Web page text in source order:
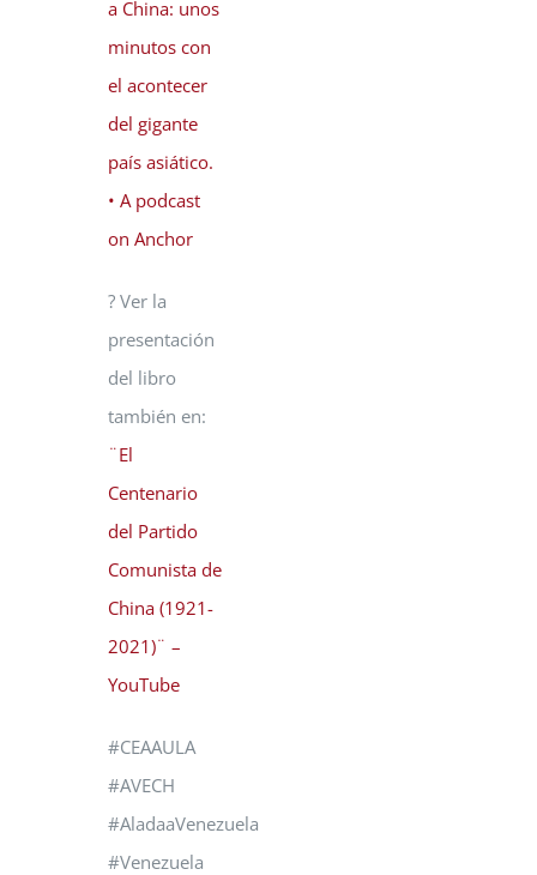
a China: unos
minutos con
el acontecer
del gigante
país asiático.
• A podcast
on Anchor
? Ver la
presentación
del libro
también en:
¨El
Centenario
del Partido
Comunista de
China (1921-
2021)¨ –
YouTube
#CEAAULA
#AVECH
#AladaaVenezuela
#Venezuela